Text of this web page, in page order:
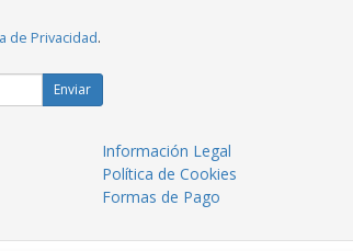
de Privacidad.
Enviar
Información Legal
Política de Cookies
Formas de Pago